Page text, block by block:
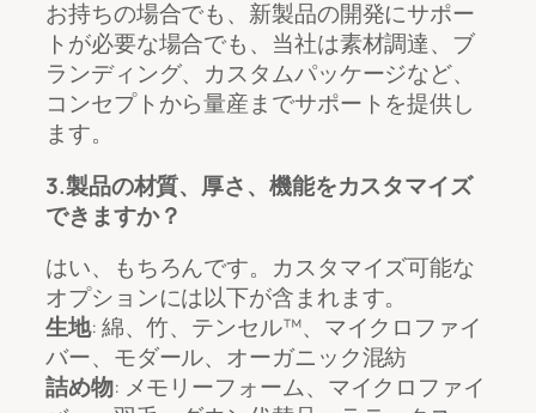
お持ちの場合でも、新製品の開発にサポー
トが必要な場合でも、当社は素材調達、ブ
ランディング、カスタムパッケージなど、
コンセプトから量産までサポートを提供し
ます。
3.製品の材質、厚さ、機能をカスタマイズ
できますか？
はい、もちろんです。カスタマイズ可能な
オプションには以下が含まれます。
生地: 綿、竹、テンセル™、マイクロファイ
バー、モダール、オーガニック混紡
詰め物: メモリーフォーム、マイクロファイ